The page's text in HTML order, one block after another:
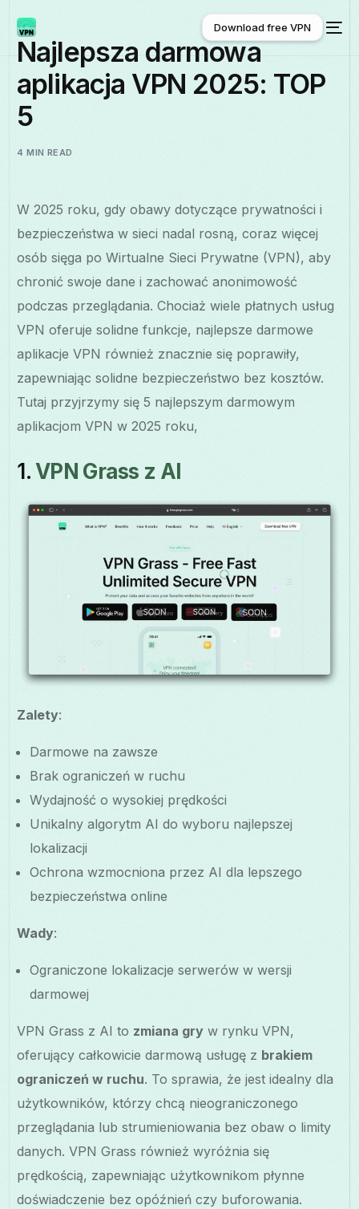
Polski
Download free VPN
Download free VPN
Najlepsza darmowa
aplikacja VPN 2025: TOP
5
4 MIN READ
W 2025 roku, gdy obawy dotyczące prywatności i
bezpieczeństwa w sieci nadal rosną, coraz więcej
osób sięga po Wirtualne Sieci Prywatne (VPN), aby
chronić swoje dane i zachować anonimowość
podczas przeglądania. Chociaż wiele płatnych usług
VPN oferuje solidne funkcje, najlepsze darmowe
aplikacje VPN również znacznie się poprawiły,
zapewniając solidne bezpieczeństwo bez kosztów.
Tutaj przyjrzymy się 5 najlepszym darmowym
aplikacjom VPN w 2025 roku,
1.VPN Grass z AI
Zalety:
Darmowe na zawsze
Brak ograniczeń w ruchu
Wydajność o wysokiej prędkości
Unikalny algorytm AI do wyboru najlepszej
lokalizacji
Ochrona wzmocniona przez AI dla lepszego
bezpieczeństwa online
Wady:
Ograniczone lokalizacje serwerów w wersji
darmowej
VPN Grass z AI to zmiana gry w rynku VPN,
oferujący całkowicie darmową usługę z brakiem
ograniczeń w ruchu. To sprawia, że jest idealny dla
użytkowników, którzy chcą nieograniczonego
przeglądania lub strumieniowania bez obaw o limity
danych. VPN Grass również wyróżnia się
prędkością, zapewniając użytkownikom płynne
doświadczenie bez opóźnień czy buforowania.